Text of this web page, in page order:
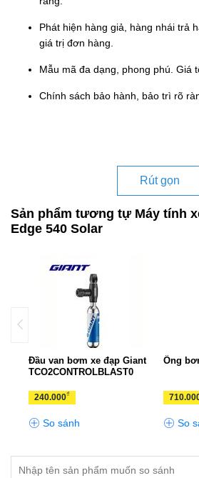
Phát hiện hàng giả, hàng nhái trả
giá trị đơn hàng.
Mẫu mã đa dạng, phong phú. Giá
Chính sách bảo hành, bảo trì rõ
Rút gọn
Sản phẩm tương tự Máy tính
Edge 540 Solar
Đầu van bơm xe đạp Giant
TCO2CONTROLBLAST0
240.000₫
So sánh
Ống
So